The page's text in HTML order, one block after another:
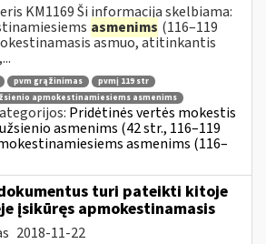
KM1169 Ši informacija skelbiama:
asmenims (116–119
asmuo, atitinkantis
pvm grąžinimas
pvmį 119 str
apmokestinamiesiems asmenims
Pridėtinės vertės mokestis
asmenims (42 str., 116–119
asmenims (116–
turi pateikti kitoje
įsikūręs apmokestinamasis
2018-11-22